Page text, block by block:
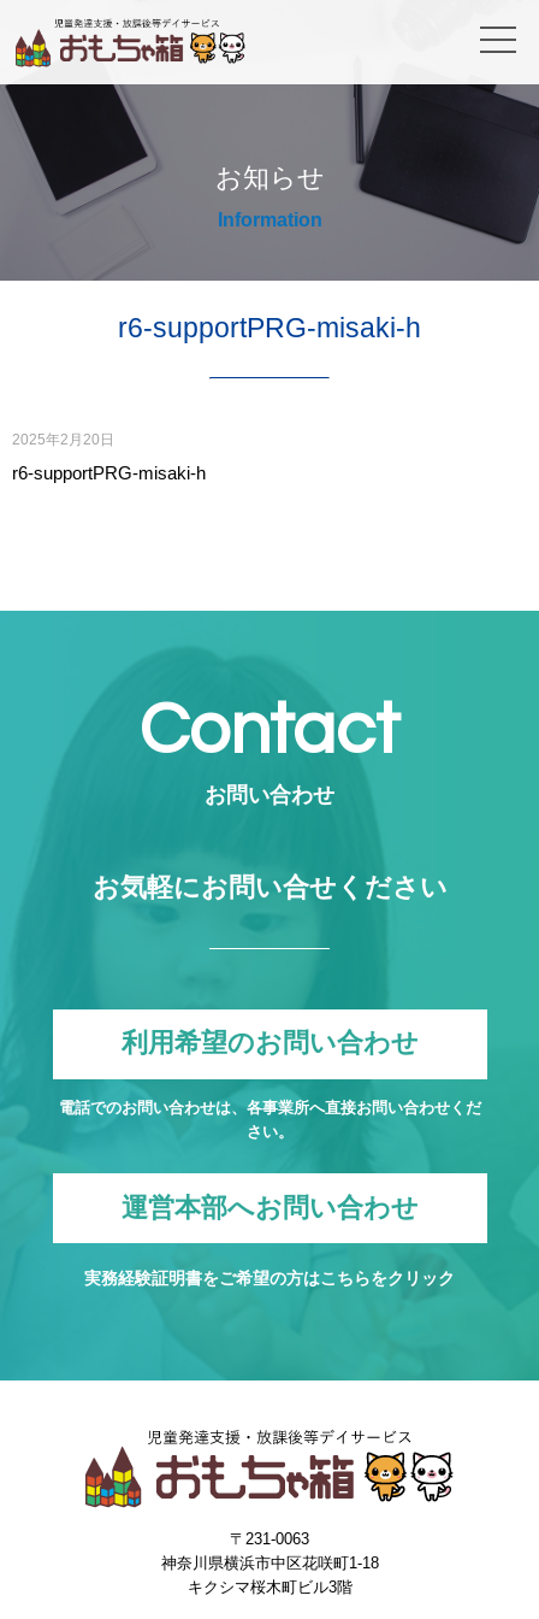
お知らせ
Information
r6-supportPRG-misaki-h
2025年2月20日
r6-supportPRG-misaki-h
Contact
お問い合わせ
お気軽にお問い合せください
利用希望のお問い合わせ
電話でのお問い合わせは、各事業所へ直接お問い合わせくだ
さい。
運営本部へお問い合わせ
実務経験証明書をご希望の方はこちらをクリック
〒231-0063
神奈川県横浜市中区花咲町1-18
キクシマ桜木町ビル3階